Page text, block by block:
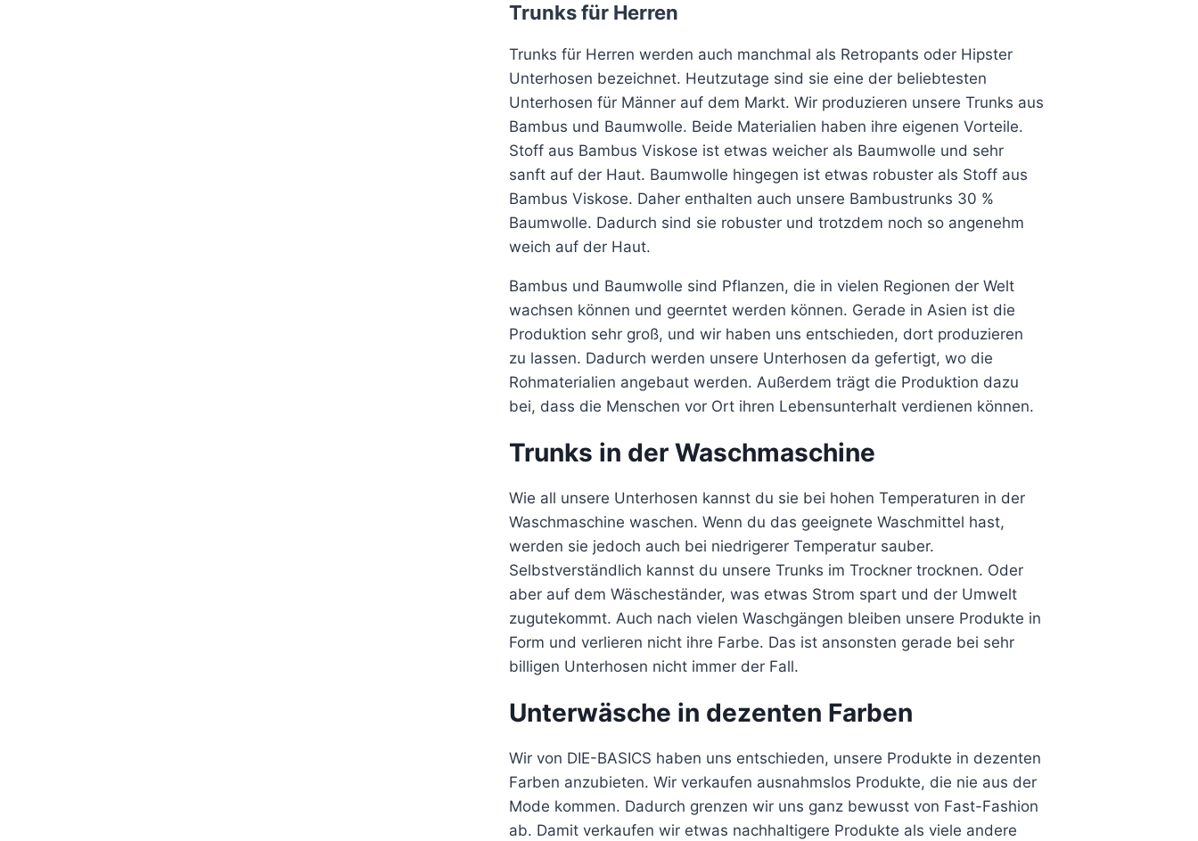
Trunks für Herren
Trunks für Herren werden auch manchmal als Retropants oder Hipster
Unterhosen bezeichnet. Heutzutage sind sie eine der beliebtesten
Unterhosen für Männer auf dem Markt. Wir produzieren unsere Trunks aus
Bambus und Baumwolle. Beide Materialien haben ihre eigenen Vorteile.
Stoff aus Bambus Viskose ist etwas weicher als Baumwolle und sehr
sanft auf der Haut. Baumwolle hingegen ist etwas robuster als Stoff aus
Bambus Viskose. Daher enthalten auch unsere Bambustrunks 30 %
Baumwolle. Dadurch sind sie robuster und trotzdem noch so angenehm
weich auf der Haut.
Bambus und Baumwolle sind Pflanzen, die in vielen Regionen der Welt
wachsen können und geerntet werden können. Gerade in Asien ist die
Produktion sehr groß, und wir haben uns entschieden, dort produzieren
zu lassen. Dadurch werden unsere Unterhosen da gefertigt, wo die
Rohmaterialien angebaut werden. Außerdem trägt die Produktion dazu
bei, dass die Menschen vor Ort ihren Lebensunterhalt verdienen können.
Trunks in der Waschmaschine
Wie all unsere Unterhosen kannst du sie bei hohen Temperaturen in der
Waschmaschine waschen. Wenn du das geeignete Waschmittel hast,
werden sie jedoch auch bei niedrigerer Temperatur sauber.
Selbstverständlich kannst du unsere Trunks im Trockner trocknen. Oder
aber auf dem Wäscheständer, was etwas Strom spart und der Umwelt
zugutekommt. Auch nach vielen Waschgängen bleiben unsere Produkte in
Form und verlieren nicht ihre Farbe. Das ist ansonsten gerade bei sehr
billigen Unterhosen nicht immer der Fall.
Unterwäsche in dezenten Farben
Wir von DIE-BASICS haben uns entschieden, unsere Produkte in dezenten
Farben anzubieten. Wir verkaufen ausnahmslos Produkte, die nie aus der
Mode kommen. Dadurch grenzen wir uns ganz bewusst von Fast-Fashion
ab. Damit verkaufen wir etwas nachhaltigere Produkte als viele andere